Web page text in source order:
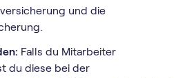
und die
Falls du Mitarbeiter
du diese bei der